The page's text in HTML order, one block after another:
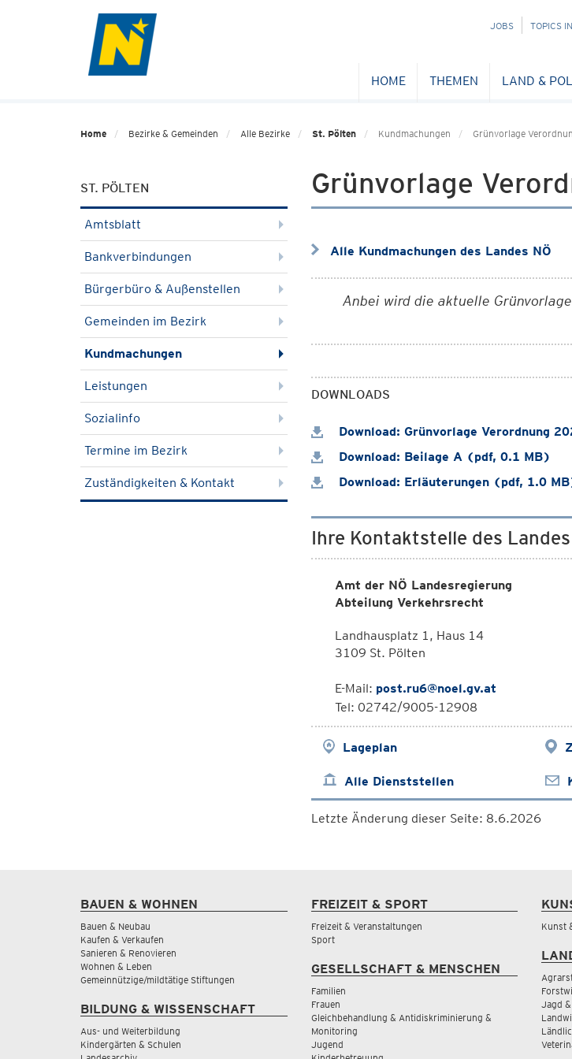
NAVIGATION
JOBS TOPICS
HOME THEMEN LAND &
Home Bezirke & Gemeinden Alle Bezirke St. Pölten Kundmachungen Grünvorlage
ST. PÖLTEN
Amtsblatt
Bankverbindungen
Bürgerbüro & Außenstellen
Gemeinden im Bezirk
Kundmachungen
Leistungen
Sozialinfo
Termine im Bezirk
Zuständigkeiten & Kontakt
Grünvorlage
Alle Kundmachungen des Landes NÖ
Anbei wird die aktuelle
DOWNLOADS
Download: Grünvorlage Verordnung
Download: Beilage A (pdf, 0.1 MB)
Download: Erläuterungen (pdf, 1.0
Ihre Kontaktstelle des Landes
Amt der NÖ Landesregierung
Abteilung Verkehrsrecht
Landhausplatz 1, Haus 14
3109 St. Pölten
E-Mail: post.ru6@noel.gv.at
Tel: 02742/9005-12908
Lageplan
Alle Dienststellen
Letzte Änderung dieser Seite: 8.6.2026
BAUEN & WOHNEN
Bauen & Neubau
Kaufen & Verkaufen
Sanieren & Renovieren
Wohnen & Leben
Gemeinnützige/mildtätige Stiftungen
BILDUNG & WISSENSCHAFT
Aus- und Weiterbildung
Kindergärten & Schulen
FREIZEIT & SPORT
Freizeit & Veranstaltungen
Sport
GESELLSCHAFT & MENSCHEN
Familien
Frauen
Gleichbehandlung & Antidiskriminierung &
Monitoring
Jugend
Kunst
Jagd